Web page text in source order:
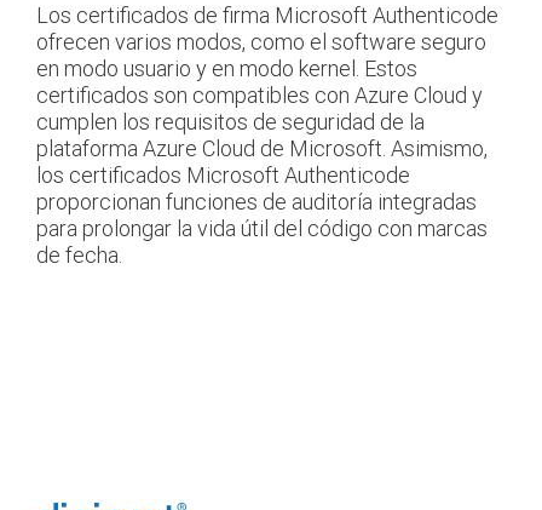
Los certificados de firma Microsoft Authenticode
ofrecen varios modos, como el software seguro
en modo usuario y en modo kernel. Estos
certificados son compatibles con Azure Cloud y
cumplen los requisitos de seguridad de la
plataforma Azure Cloud de Microsoft. Asimismo,
los certificados Microsoft Authenticode
proporcionan funciones de auditoría integradas
para prolongar la vida útil del código con marcas
de fecha.